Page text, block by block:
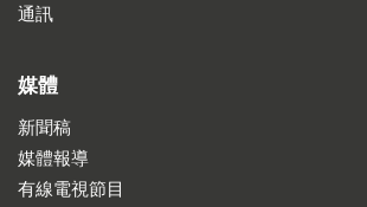
通訊
媒體
新聞稿
媒體報導
有線電視節目